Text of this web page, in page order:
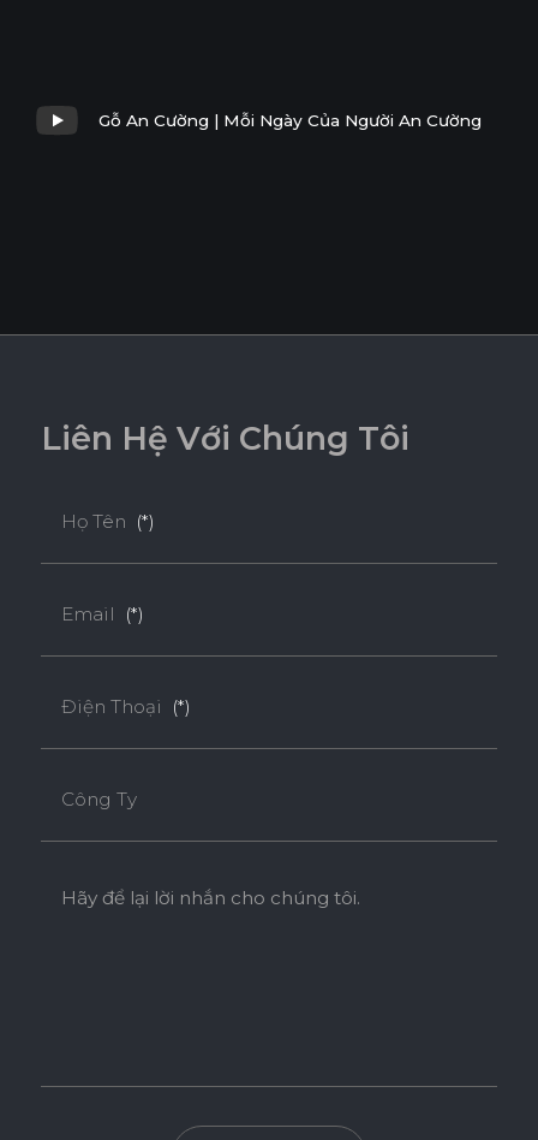
Gỗ An Cường | Mỗi Ngày Của Người An Cường
Liên Hệ Với Chúng Tôi
Họ Tên (*)
Email (*)
Điện Thoại (*)
Công Ty
Hãy để lại lời nhắn cho chúng tôi.